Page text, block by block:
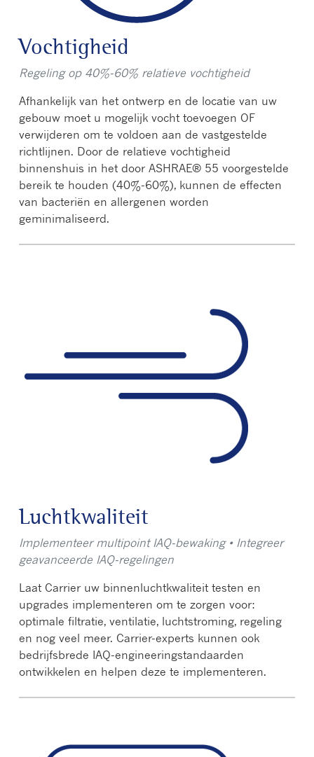
Vochtigheid
Regeling op 40%-60% relatieve vochtigheid
Afhankelijk van het ontwerp en de locatie van uw
gebouw moet u mogelijk vocht toevoegen OF
verwijderen om te voldoen aan de vastgestelde
richtlijnen. Door de relatieve vochtigheid
binnenshuis in het door ASHRAE® 55 voorgestelde
bereik te houden (40%-60%), kunnen de effecten
van bacteriën en allergenen worden
geminimaliseerd.
Luchtkwaliteit
Implementeer multipoint IAQ-bewaking • Integreer
geavanceerde IAQ-regelingen
Laat Carrier uw binnenluchtkwaliteit testen en
upgrades implementeren om te zorgen voor:
optimale filtratie, ventilatie, luchtstroming, regeling
en nog veel meer. Carrier-experts kunnen ook
bedrijfsbrede IAQ-engineeringstandaarden
ontwikkelen en helpen deze te implementeren.